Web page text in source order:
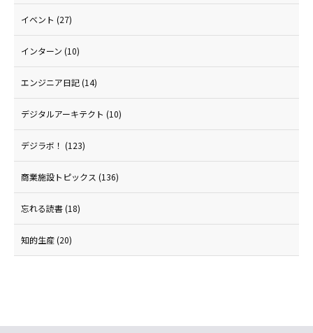
イベント (27)
インターン (10)
エンジニア日記(14)
デジタルアーキテクト (10)
デジラボ！ (123)
商業施設トピックス (136)
忘れる読書(18)
知的生産(20)